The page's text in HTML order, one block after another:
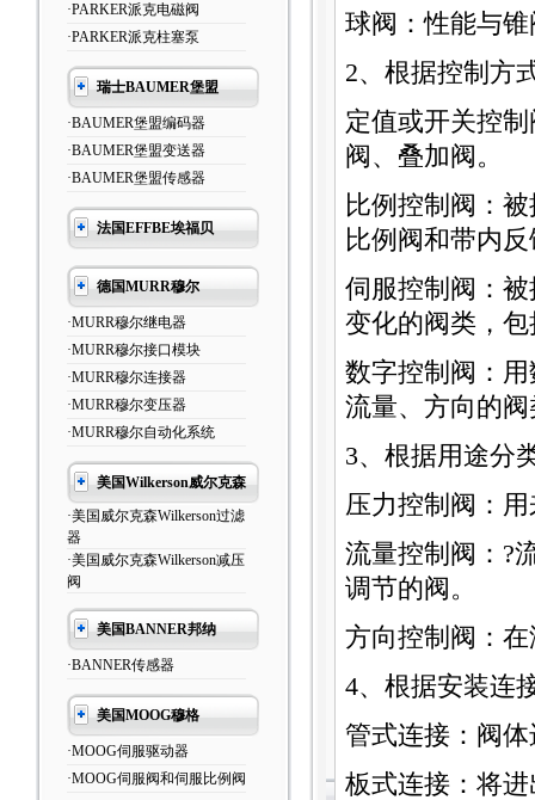
·PARKER派克电磁阀
·PARKER派克柱塞泵
瑞士BAUMER堡盟
·BAUMER堡盟编码器
·BAUMER堡盟变送器
·BAUMER堡盟传感器
法国EFFBE埃福贝
德国MURR穆尔
·MURR穆尔继电器
·MURR穆尔接口模块
·MURR穆尔连接器
·MURR穆尔变压器
·MURR穆尔自动化系统
美国Wilkerson威尔克森
·美国威尔克森Wilkerson过滤
器
·美国威尔克森Wilkerson减压
阀
美国BANNER邦纳
·BANNER传感器
美国MOOG穆格
·MOOG伺服驱动器
·MOOG伺服阀和伺服比例阀
球阀：性能与
2、根据控制方
定值或开关控
阀、叠加阀。
比例控制阀：
比例阀和带内
伺服控制阀：
变化的阀类，
数字控制阀：
流量、方向的阀
3、根据用途分
压力控制阀：
流量控制阀：?
调节的阀。
方向控制阀：
4、根据安装连
管式连接：阀
板式连接：将